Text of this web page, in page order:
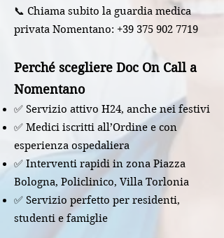
📞 Chiama subito la guardia medica
privata Nomentano: +39 375 902 7719
Perché scegliere Doc On Call a
Nomentano
✅ Servizio attivo H24, anche nei festivi
✅ Medici iscritti all’Ordine e con
esperienza ospedaliera
✅ Interventi rapidi in zona Piazza
Bologna, Policlinico, Villa Torlonia
✅ Servizio perfetto per residenti,
studenti e famiglie